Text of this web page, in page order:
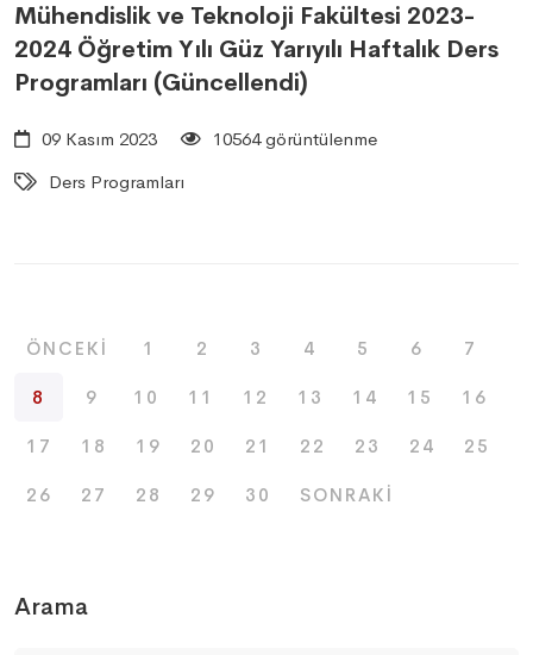
Arama
Mühendislik ve Teknoloji Fakültesi 2023-
2024 Öğretim Yılı Güz Yarıyılı Haftalık Ders
Programları (Güncellendi)
09 Kasım 2023
10564 görüntülenme
Ders Programları
ÖNCEKI 1 2 3 4 5 6 7
8 9 10 11 12 13 14 15 16
17 18 19 20 21 22 23 24 25
26 27 28 29 30 SONRAKI